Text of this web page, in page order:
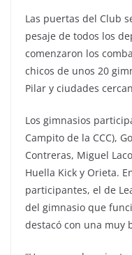
Las puertas del Club
pesaje de todos los
comenzaron los
chicos de unos 20
Pilar y ciudades
Los gimnasios
Campito de la CCC),
Contreras, Miguel
Huella Kick y Orieta.
participantes, el de
del gimnasio que
destacó con una muy